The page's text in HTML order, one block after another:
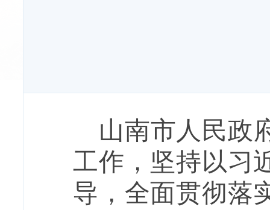
山南市人民政
工作，坚持以习
导，全面贯彻落